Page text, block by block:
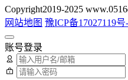
Copyright2019-2025
网站地图 豫ICP备17027119号
账号登录